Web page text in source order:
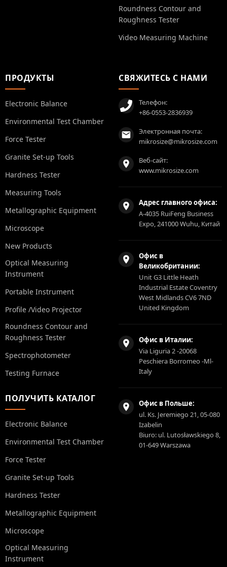
Roundness Contour and
Roughness Tester
Video Measuring Machine
ПРОДУКТЫ
Electronic Balance
Environmental Test Chamber
Force Tester
Granite Set-up Tools
Hardness Tester
Measuring Tools
Metallographic Equipment
Microscope
New Products
Optical Measuring
Instrument
Portable Instrument
Profile /Video Projector
Roundness Contour and
Roughness Tester
Spectrophotometer
Testing Furnace
ПОЛУЧИТЬ КАТАЛОГ
Electronic Balance
Environmental Test Chamber
Force Tester
Granite Set-up Tools
Hardness Tester
Metallographic Equipment
Microscope
Optical Measuring
Instrument
СВЯЖИТЕСЬ С НАМИ
Телефон:
+86-0553-2836939
Электронная почта:
mikrosize@mikrosize.com
Веб-сайт:
www.mikrosize.com
Адрес главного офиса:
A-4035 RuiFeng Business
Expo, 241000 Wuhu, Китай
Офис в
Великобритании:
Unit G3 Little Heath
Industrial Estate Coventry
West Midlands CV6 7ND
United Kingdom
Офис в Италии:
Via Liguria 2 -20068
Peschiera Borromeo -Ml-
Italy
Офис в Польше:
ul. Ks. Jeremiego 21, 05-080
Izabelin
Biuro: ul. Lutosławskiego 8,
01-649 Warszawa